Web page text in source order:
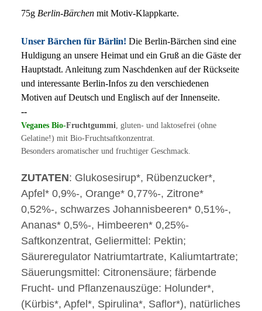
75g Berlin-Bärchen mit Motiv-Klappkarte.
Unser Bärchen für Bärlin! Die Berlin-Bärchen sind eine
Huldigung an unsere Heimat und ein Gruß an die Gäste der
Hauptstadt. Anleitung zum Naschdenken auf der Rückseite
und interessante Berlin-Infos zu den verschiedenen
Motiven auf Deutsch und Englisch auf der Innenseite.
--
Veganes Bio-Fruchtgummi, gluten- und laktosefrei (ohne
Gelatine!) mit Bio-Fruchtsaftkonzentrat.
Besonders aromatischer und fruchtiger Geschmack.
ZUTATEN: Glukosesirup*, Rübenzucker*,
Apfel* 0,9%-, Orange* 0,77%-, Zitrone*
0,52%-, schwarzes Johannisbeeren* 0,51%-,
Ananas* 0,5%-, Himbeeren* 0,25%-
Saftkonzentrat, Geliermittel: Pektin;
Säureregulator Natriumtartrate, Kaliumtartrate;
Säuerungsmittel: Citronensäure; färbende
Frucht- und Pflanzenauszüge: Holunder*,
(Kürbis*, Apfel*, Spirulina*, Saflor*), natürliches